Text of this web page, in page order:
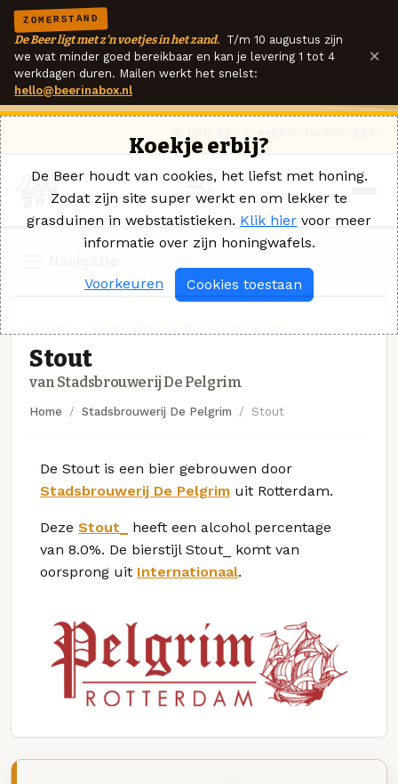
ZOMERSTAND
De Beer ligt met z'n voetjes in het zand. T/m 10 augustus zijn
we wat minder goed bereikbaar en kan je levering 1 tot 4
werkdagen duren. Mailen werkt het snelst:
hello@beerinabox.nl
×
Stout
van Stadsbrouwerij De Pelgrim
Home Stadsbrouwerij De Pelgrim Stout
De Stout is een bier gebrouwen door
Stadsbrouwerij De Pelgrim uit Rotterdam.
Deze Stout_
heeft een alcohol percentage
van 8.0%. De bierstijl Stout_ komt van
oorsprong uit Internationaal.
Koekje erbij?
De Beer houdt van cookies, het liefst met honing.
Zodat zijn site super werkt en om lekker te
grasduinen in webstatistieken. Klik hier voor meer
informatie over zijn honingwafels.
Voorkeuren Cookies toestaan